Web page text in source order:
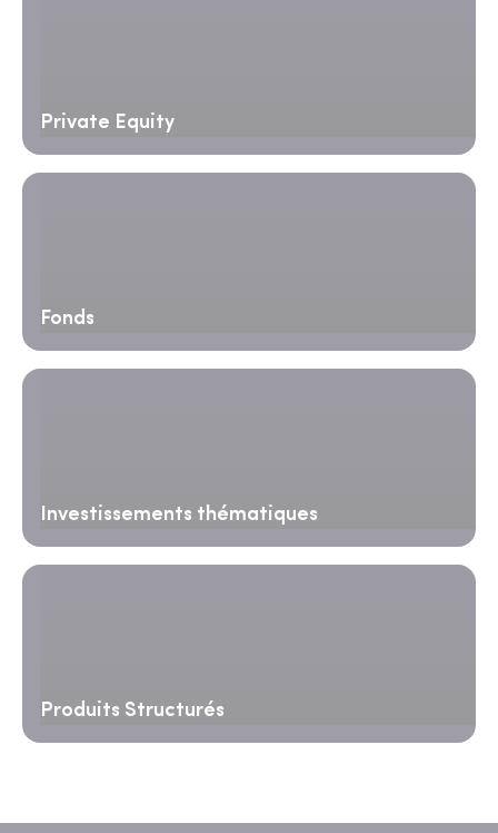
Private Equity
Fonds
Investissements thématiques
Produits Structurés